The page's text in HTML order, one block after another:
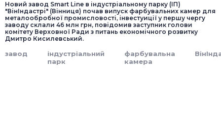
Новий завод Smart Line в індустріальному парку (ІП)
"ВінІндастрі" (Вінниця) почав випуск фарбувальних камер для
металообробної промисловості, інвестуиції у першу чергу
заводу склали 46 млн грн, повідомив заступник голови
комітету Верховної Ради з питань економічного розвитку
Дмитро Кисилевський.
завод
індустріальний
парк
фарбувальна
камера